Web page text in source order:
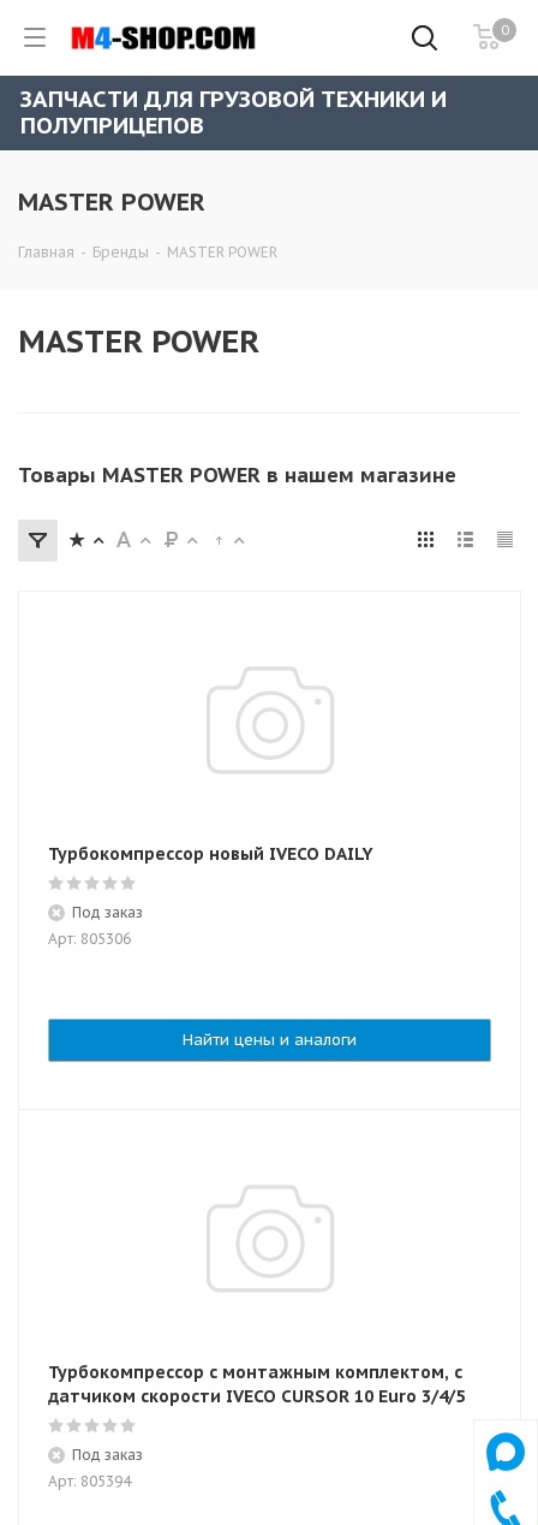
0
ЗАПЧАСТИ ДЛЯ ГРУЗОВОЙ ТЕХНИКИ И
ПОЛУПРИЦЕПОВ
MASTER POWER
Главная - Бренды - MASTER POWER
MASTER POWER
Товары MASTER POWER в нашем магазине
Турбокомпрессор новый IVECO DAILY
Под заказ
Арт: 805306
Найти цены и аналоги
Турбокомпрессор с монтажным комплектом, с
датчиком скорости IVECO CURSOR 10 Euro 3/4/5
Под заказ
Арт: 805394